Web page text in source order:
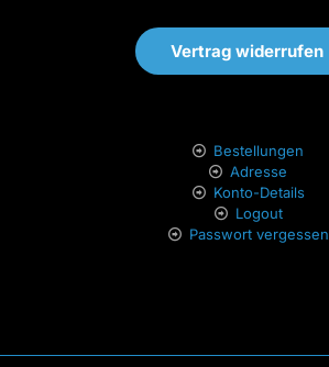
Vertrag widerrufen
Bestellungen
Adresse
Konto-Details
Logout
Passwort vergessen